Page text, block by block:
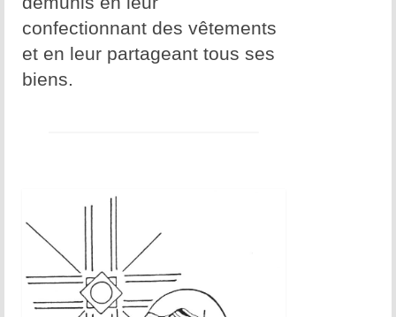
confectionnant des vêtements
et en leur partageant tous ses
biens.